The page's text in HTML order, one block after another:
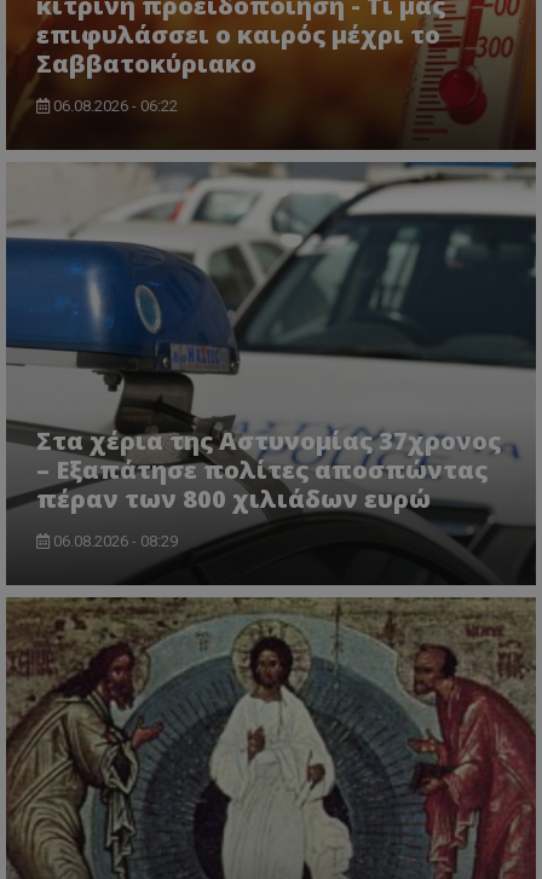
επιφυλάσσει ο καιρός μέχρι το
Σαββατοκύριακο
06.08.2026 - 06:22
Στα χέρια της Αστυνομίας 37χρονος
– Εξαπάτησε πολίτες αποσπώντας
πέραν των 800 χιλιάδων ευρώ
06.08.2026 - 08:29